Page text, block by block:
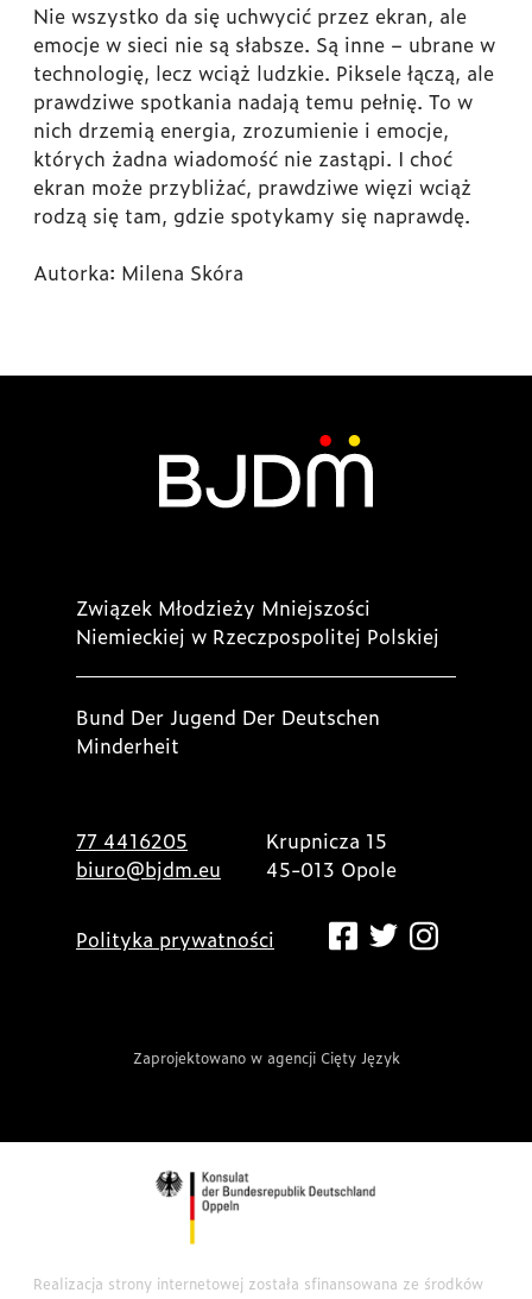
Nie wszystko da się uchwycić przez ekran, ale
emocje w sieci nie są słabsze. Są inne – ubrane w
technologię, lecz wciąż ludzkie. Piksele łączą, ale
prawdziwe spotkania nadają temu pełnię. To w
nich drzemią energia, zrozumienie i emocje,
których żadna wiadomość nie zastąpi. I choć
ekran może przybliżać, prawdziwe więzi wciąż
rodzą się tam, gdzie spotykamy się naprawdę.
Autorka: Milena Skóra
Związek Młodzieży Mniejszości
Niemieckiej w Rzeczpospolitej Polskiej
Bund Der Jugend Der Deutschen
Minderheit
77 4416205
biuro@bjdm.eu
Krupnicza 15
45-013 Opole
Polityka prywatności
Zaprojektowano w agencji Cięty Język
Realizacja strony internetowej została sfinansowana ze środków